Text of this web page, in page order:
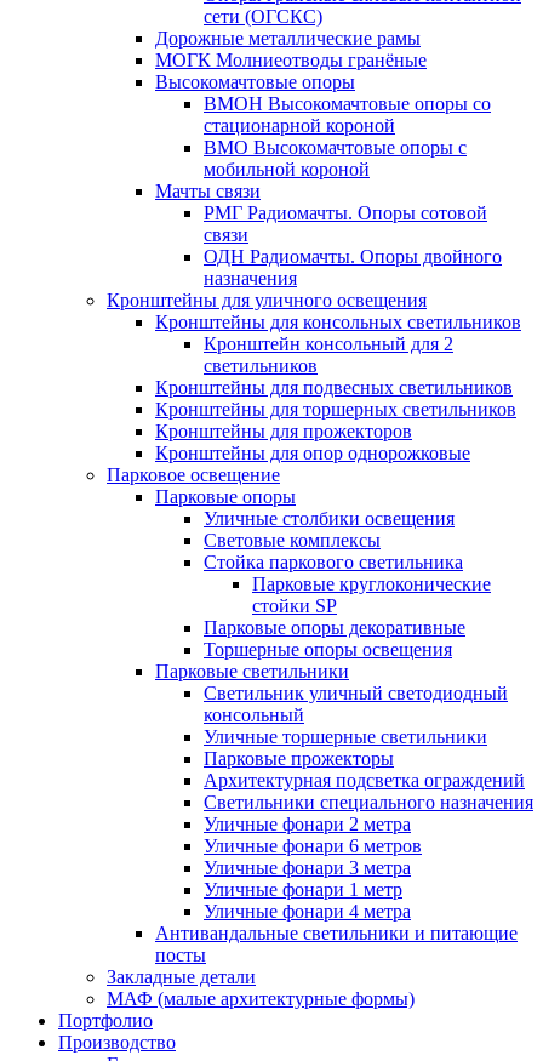
сети (ОГСКС)
Дорожные металлические рамы
МОГК Молниеотводы гранёные
Высокомачтовые опоры
ВМОН Высокомачтовые опоры со
стационарной короной
ВМО Высокомачтовые опоры с
мобильной короной
Мачты связи
РМГ Радиомачты. Опоры сотовoй
связи
ОДН Радиомачты. Опоры двойного
назначения
Кронштейны для уличного освещения
Кронштейны для консольных светильников
Кронштейн консольный для 2
светильников
Кронштейны для подвесных светильников
Кронштейны для торшерных светильников
Кронштейны для прожекторов
Кронштейны для опор однорожковые
Парковое освещение
Парковые опоры
Уличные столбики освещения
Световые комплексы
Стойка паркового светильника
Парковые круглоконические
стойки SP
Парковые опоры декоративные
Торшерные опоры освещения
Парковые светильники
Светильник уличный светодиодный
консольный
Уличные торшерные светильники
Парковые прожекторы
Архитектурная подсветка ограждений
Светильники специального назначения
Уличные фонари 2 метра
Уличные фонари 6 метров
Уличные фонари 3 метра
Уличные фонари 1 метр
Уличные фонари 4 метра
Антивандальные светильники и питающие
посты
Закладные детали
МАФ (малые архитектурные формы)
Портфолио
Производство